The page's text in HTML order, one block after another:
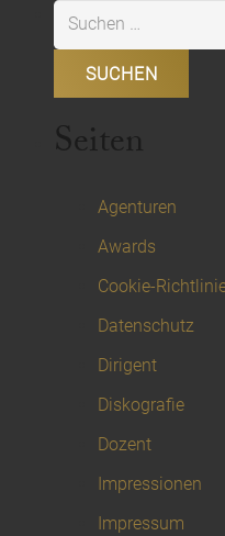
Suchen
nach:
Seiten
Agenturen
Awards
Cookie-
Datenschutz
Dirigent
Diskografie
Dozent
Impressionen
Impressum